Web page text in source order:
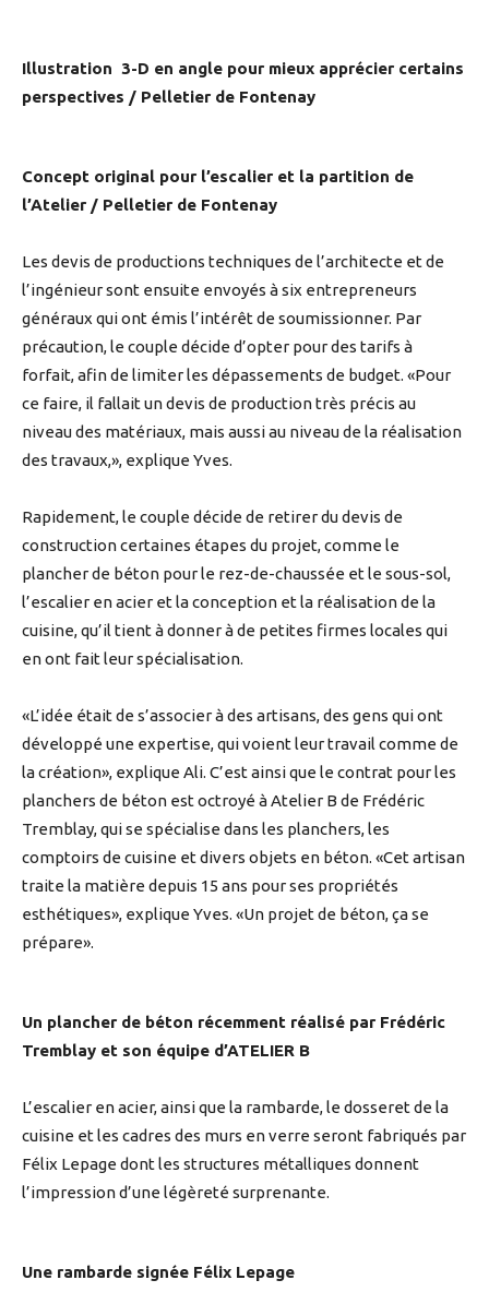
Illustration 3-D en angle pour mieux apprécier certains
perspectives / Pelletier de Fontenay
Concept original pour l’escalier et la partition de
l’Atelier / Pelletier de Fontenay
Les devis de productions techniques de l’architecte et de
l’ingénieur sont ensuite envoyés à six entrepreneurs
généraux qui ont émis l’intérêt de soumissionner. Par
précaution, le couple décide d’opter pour des tarifs à
forfait, afin de limiter les dépassements de budget. «Pour
ce faire, il fallait un devis de production très précis au
niveau des matériaux, mais aussi au niveau de la réalisation
des travaux,», explique Yves.
Rapidement, le couple décide de retirer du devis de
construction certaines étapes du projet, comme le
plancher de béton pour le rez-de-chaussée et le sous-sol,
l’escalier en acier et la conception et la réalisation de la
cuisine, qu’il tient à donner à de petites firmes locales qui
en ont fait leur spécialisation.
«L’idée était de s’associer à des artisans, des gens qui ont
développé une expertise, qui voient leur travail comme de
la création», explique Ali. C’est ainsi que le contrat pour les
planchers de béton est octroyé à Atelier B de Frédéric
Tremblay, qui se spécialise dans les planchers, les
comptoirs de cuisine et divers objets en béton. «Cet artisan
traite la matière depuis 15 ans pour ses propriétés
esthétiques», explique Yves. «Un projet de béton, ça se
prépare».
Un plancher de béton récemment réalisé par Frédéric
Tremblay et son équipe d’ATELIER B
L’escalier en acier, ainsi que la rambarde, le dosseret de la
cuisine et les cadres des murs en verre seront fabriqués par
Félix Lepage dont les structures métalliques donnent
l’impression d’une légèreté surprenante.
Une rambarde signée Félix Lepage